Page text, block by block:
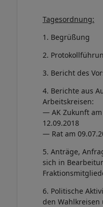
Tagesordnung:
1. Begrüßung
2.
3. Bericht des
4. Berichte aus
Arbeitskreisen:
— AK Zukunft am
12.09.2018
— Rat am
5. Anträge,
sich in
6. Politische
den Wahlkreisen